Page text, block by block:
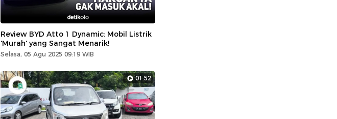
Review BYD Atto 1 Dynamic: Mobil Listrik
'Murah' yang Sangat Menarik!
Selasa, 05 Agu 2025 09:19 WIB
01:52